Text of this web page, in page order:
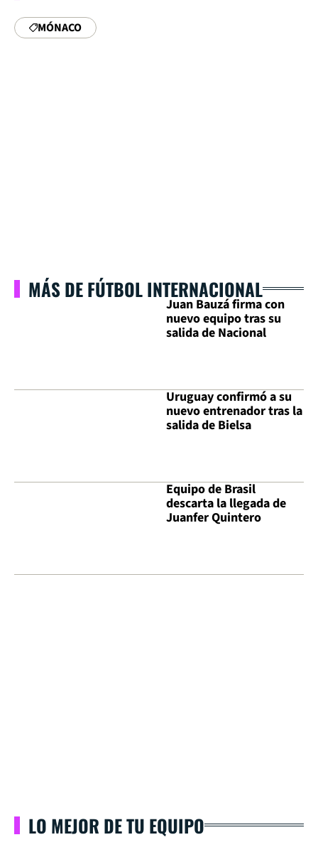
MÓNACO
MÁS DE FÚTBOL INTERNACIONAL
Juan Bauzá firma con
nuevo equipo tras su
salida de Nacional
Uruguay confirmó a su
nuevo entrenador tras la
salida de Bielsa
Equipo de Brasil
descarta la llegada de
Juanfer Quintero
LO MEJOR DE TU EQUIPO